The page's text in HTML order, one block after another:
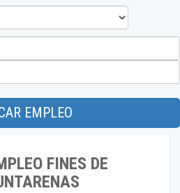
EMPLEO
FINES DE